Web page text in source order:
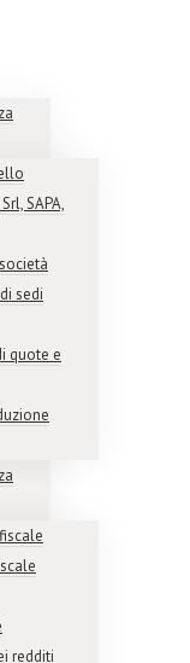
SAPA,
sedi
quote e
redditi